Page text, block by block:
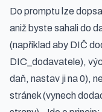
Do promptu lze
aniž byste sahali do
(například aby DIČ
DIC_dodavatele),
daň, nastav ji na 0),
stránek (vynech